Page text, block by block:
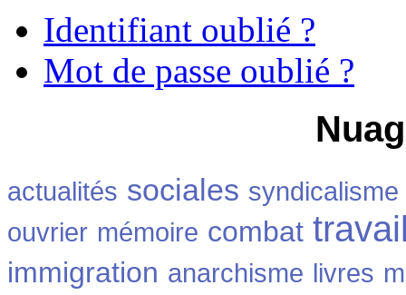
Identifiant oublié ?
Mot de passe oublié ?
actualités sociales syndicalisme
ouvrier mémoire combat
immigration anarchisme livres